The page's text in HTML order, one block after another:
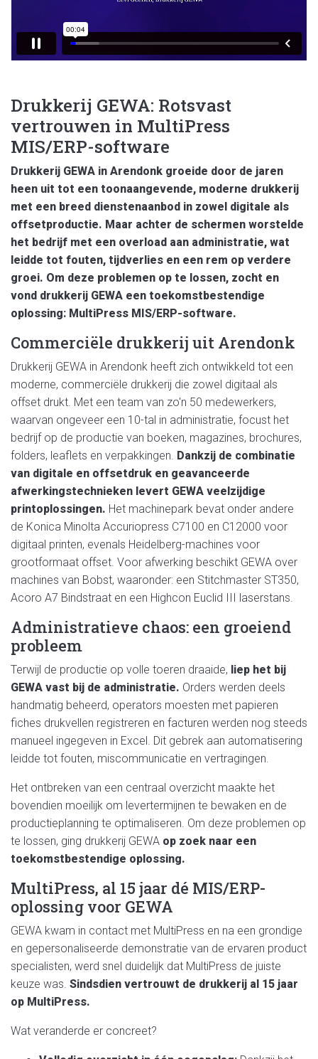
Drukkerij GEWA: Rotsvast
vertrouwen in MultiPress
MIS/ERP-software
Drukkerij GEWA in Arendonk groeide door de jaren
heen uit tot een toonaangevende, moderne drukkerij
met een breed dienstenaanbod in zowel digitale als
offsetproductie. Maar achter de schermen worstelde
het bedrijf met een overload aan administratie, wat
leidde tot fouten, tijdverlies en een rem op verdere
groei. Om deze problemen op te lossen, zocht en
vond drukkerij GEWA een toekomstbestendige
oplossing: MultiPress MIS/ERP-software.
Commerciële drukkerij uit Arendonk
Drukkerij GEWA in Arendonk heeft zich ontwikkeld tot een
moderne, commerciële drukkerij die zowel digitaal als
offset drukt. Met een team van zo'n 50 medewerkers,
waarvan ongeveer een 10-tal in administratie, focust het
bedrijf op de productie van boeken, magazines, brochures,
folders, leaflets en verpakkingen. Dankzij de combinatie
van digitale en offsetdruk en geavanceerde
afwerkingstechnieken levert GEWA veelzijdige
printoplossingen. Het machinepark bevat onder andere
de Konica Minolta Accuriopress C7100 en C12000 voor
digitaal printen, evenals Heidelberg-machines voor
grootformaat offset. Voor afwerking beschikt GEWA over
machines van Bobst, waaronder: een Stitchmaster ST350,
Acoro A7 Bindstraat en een Highcon Euclid III laserstans.
Administratieve chaos: een groeiend
probleem
Terwijl de productie op volle toeren draaide, liep het bij
GEWA vast bij de administratie. Orders werden deels
handmatig beheerd, operators moesten met papieren
fiches drukvellen registreren en facturen werden nog steeds
manueel ingegeven in Excel. Dit gebrek aan automatisering
leidde tot fouten, miscommunicatie en vertragingen.
Het ontbreken van een centraal overzicht maakte het
bovendien moeilijk om levertermijnen te bewaken en de
productieplanning te optimaliseren. Om deze problemen op
te lossen, ging drukkerij GEWA op zoek naar een
toekomstbestendige oplossing.
MultiPress, al 15 jaar dé MIS/ERP-
oplossing voor GEWA
GEWA kwam in contact met MultiPress en na een grondige
en gepersonaliseerde demonstratie van de ervaren product
specialisten, werd snel duidelijk dat MultiPress de juiste
keuze was. Sindsdien vertrouwt de drukkerij al 15 jaar
op MultiPress.
Wat veranderde er concreet?